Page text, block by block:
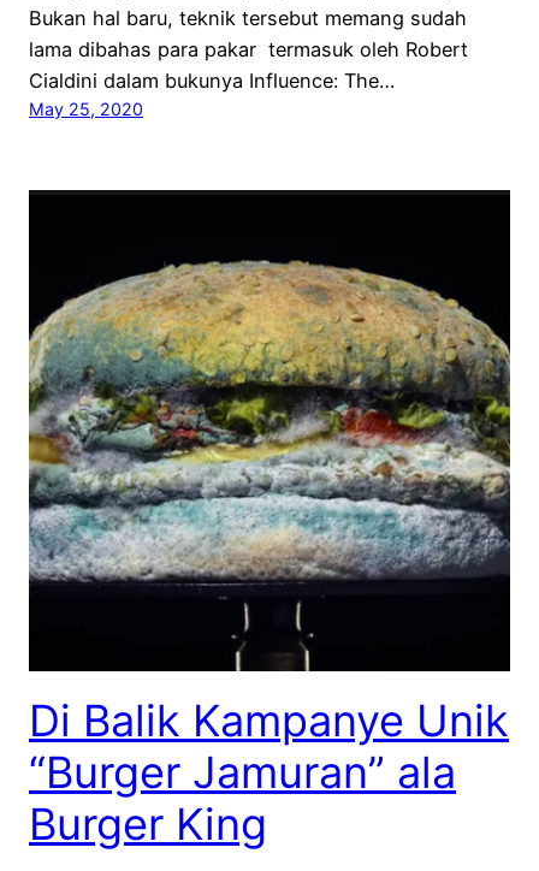
Bukan hal baru, teknik tersebut memang sudah
lama dibahas para pakar termasuk oleh Robert
Cialdini dalam bukunya Influence: The…
May 25, 2020
Di Balik Kampanye Unik
“Burger Jamuran” ala
Burger King